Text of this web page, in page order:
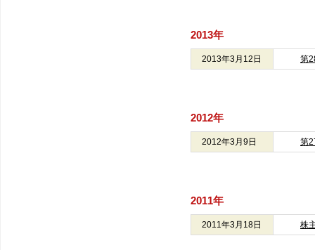
2013年
2013年3月12日 第
2012年
2012年3月9日 第
2011年
2011年3月18日 株